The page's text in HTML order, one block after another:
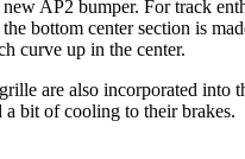
AP2 bumper. For track
bottom center section is
curve up in the center.
are also incorporated into
a bit of cooling to their brakes.